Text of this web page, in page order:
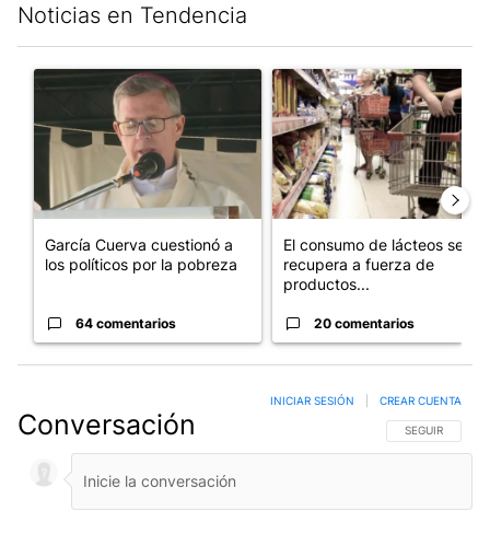
Noticias en Tendencia
Un artículo de tendencia con el título "García Cuerva
García Cuerva cuestionó a
los políticos por la pobreza
64 comentarios
Un artículo de tendencia con
El consumo de lácteos se
recupera a fuerza de
productos...
20 comentarios
Conversación SIGA ESTA
SEGUIR
INICIAR SESIÓN CREAR CUENTA